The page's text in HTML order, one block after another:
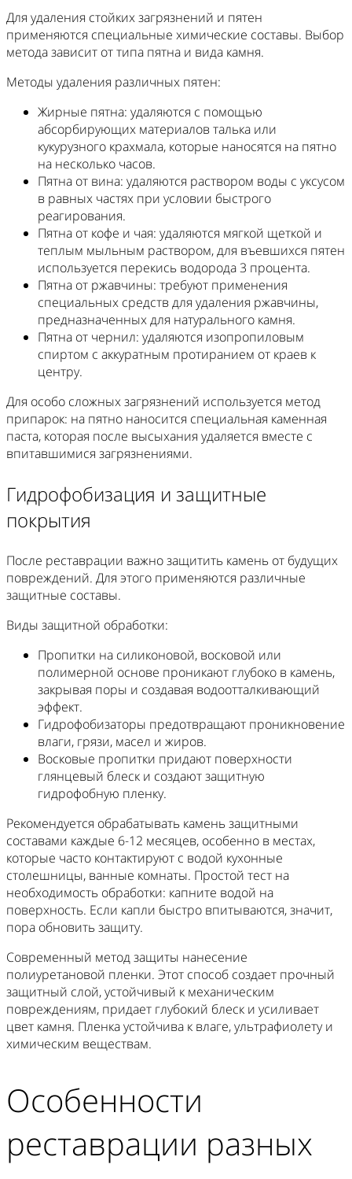
Для удаления стойких загрязнений и пятен
применяются специальные химические составы. Выбор
метода зависит от типа пятна и вида камня.
Методы удаления различных пятен:
Жирные пятна: удаляются с помощью
абсорбирующих материалов талька или
кукурузного крахмала, которые наносятся на пятно
на несколько часов.
Пятна от вина: удаляются раствором воды с уксусом
в равных частях при условии быстрого
реагирования.
Пятна от кофе и чая: удаляются мягкой щеткой и
теплым мыльным раствором, для въевшихся пятен
используется перекись водорода 3 процента.
Пятна от ржавчины: требуют применения
специальных средств для удаления ржавчины,
предназначенных для натурального камня.
Пятна от чернил: удаляются изопропиловым
спиртом с аккуратным протиранием от краев к
центру.
Для особо сложных загрязнений используется метод
припарок: на пятно наносится специальная каменная
паста, которая после высыхания удаляется вместе с
впитавшимися загрязнениями.
Гидрофобизация и защитные
покрытия
После реставрации важно защитить камень от будущих
повреждений. Для этого применяются различные
защитные составы.
Виды защитной обработки:
Пропитки на силиконовой, восковой или
полимерной основе проникают глубоко в камень,
закрывая поры и создавая водоотталкивающий
эффект.
Гидрофобизаторы предотвращают проникновение
влаги, грязи, масел и жиров.
Восковые пропитки придают поверхности
глянцевый блеск и создают защитную
гидрофобную пленку.
Рекомендуется обрабатывать камень защитными
составами каждые 6-12 месяцев, особенно в местах,
которые часто контактируют с водой кухонные
столешницы, ванные комнаты. Простой тест на
необходимость обработки: капните водой на
поверхность. Если капли быстро впитываются, значит,
пора обновить защиту.
Современный метод защиты нанесение
полиуретановой пленки. Этот способ создает прочный
защитный слой, устойчивый к механическим
повреждениям, придает глубокий блеск и усиливает
цвет камня. Пленка устойчива к влаге, ультрафиолету и
химическим веществам.
Особенности
реставрации разных